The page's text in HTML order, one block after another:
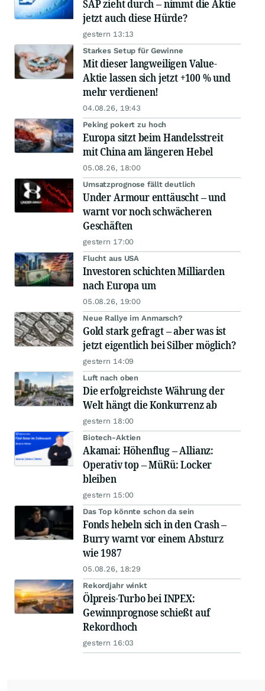
SAP zieht durch – nimmt die Aktie
jetzt auch diese Hürde?
gestern 13:13
Starkes Setup für Gewinne
Mit dieser langweiligen Value-
Aktie lassen sich jetzt +100 % und
mehr verdienen!
04.08.26, 19:43
Peking pokert zu hoch
Europa sitzt beim Handelsstreit
mit China am längeren Hebel
05.08.26, 18:00
Umsatzprognose fällt deutlich
Under Armour enttäuscht – und
warnt vor noch schwächeren
Geschäften
gestern 17:00
Flucht aus USA
Investoren schichten Milliarden
nach Europa um
05.08.26, 19:00
Neue Rallye im Anmarsch?
Gold stark gefragt – aber was ist
jetzt eigentlich bei Silber möglich?
gestern 14:09
Luft nach oben
Die erfolgreichste Währung der
Welt hängt die Konkurrenz ab
gestern 18:00
Biotech-Aktien
Akamai: Höhenflug – Allianz:
Operativ top – MüRü: Locker
bleiben
gestern 15:00
Das Top könnte schon da sein
Fonds hebeln sich in den Crash –
Burry warnt vor einem Absturz
wie 1987
05.08.26, 18:29
Rekordjahr winkt
Ölpreis-Turbo bei INPEX:
Gewinnprognose schießt auf
Rekordhoch
gestern 16:03